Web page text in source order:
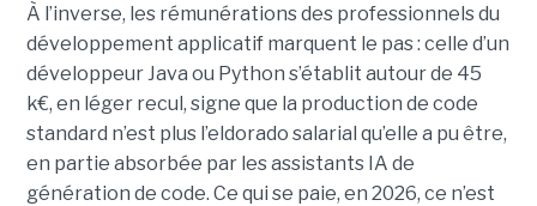
À l’inverse, les rémunérations des professionnels du
développement applicatif marquent le pas : celle d’un
développeur Java ou Python s’établit autour de 45
k€, en léger recul, signe que la production de code
standard n’est plus l’eldorado salarial qu’elle a pu être,
en partie absorbée par les assistants IA de
génération de code. Ce qui se paie, en 2026, ce n’est